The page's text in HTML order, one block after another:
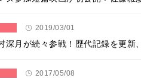
2019/03/01
深月が続々参戦！歴代記録を更
2017/05/08